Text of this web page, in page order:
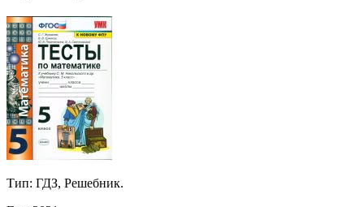
Тип: ГДЗ, Решебник.